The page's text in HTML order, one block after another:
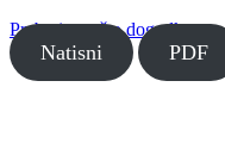
Preberite več o dogodku ...
Natisni PDF